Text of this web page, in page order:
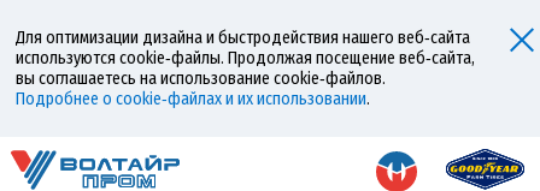
Для оптимизации дизайна и быстродействия нашего веб‑сайта
используются cookie‑файлы. Продолжая посещение веб‑сайта,
вы соглашаетесь на использование cookie‑файлов.
Подробнее о cookie‑файлах и их использовании.